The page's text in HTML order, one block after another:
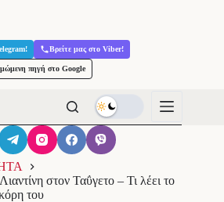
Βρείτε μας στο Viber!
πηγή στο Google
στον Ταΰγετο – Τι λέει το
του